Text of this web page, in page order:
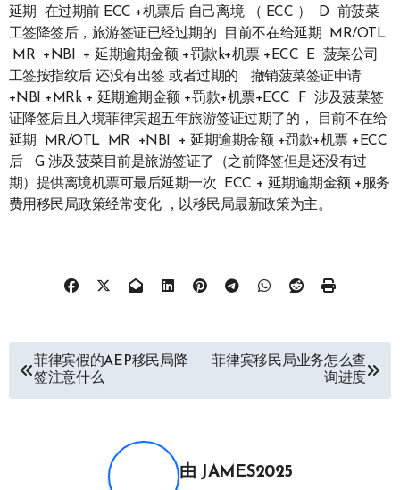
延期 在过期前 ECC +机票后 自己离境 （ ECC ） D 前菠菜
工签降签后，旅游签证已经过期的 目前不在给延期 MR/OTL
MR +NBI + 延期逾期金额 +罚款k+机票 +ECC E 菠菜公司
工签按指纹后 还没有出签 或者过期的 撤销菠菜签证申请
+NBI +MRk + 延期逾期金额 +罚款+机票+ECC F 涉及菠菜签
证降签后且入境菲律宾超五年旅游签证过期了的， 目前不在给
延期 MR/OTL MR +NBI + 延期逾期金额 +罚款+机票 +ECC
后 G 涉及菠菜目前是旅游签证了（之前降签但是还没有过
期）提供离境机票可最后延期一次 ECC + 延期逾期金额 +服务
费用移民局政策经常变化 ，以移民局最新政策为主。
菲律宾假的AEP移民局降
签注意什么
菲律宾移民局业务怎么查
询进度
由 JAMES2025